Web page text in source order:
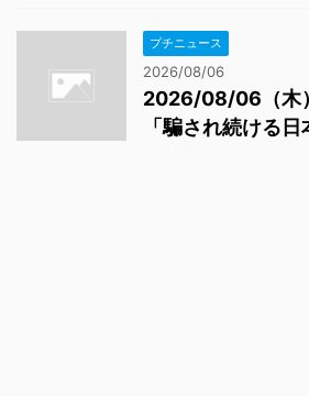
プチニュース
2026/08/06
2026/08/06（木
「騙され続ける